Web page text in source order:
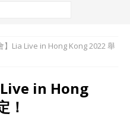
】Lia Live in Hong Kong 2022 舉
Live in Hong
！